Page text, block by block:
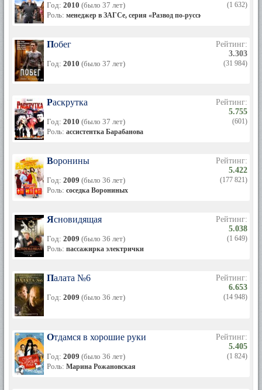
Год: 2010 (было 37 лет)
Роль: менеджер в ЗАГСе, серия «Развод по-русски»
(1 632)
Побег
Год: 2010 (было 37 лет)
Рейтинг:
3.303
(31 984)
Раскрутка
Год: 2010 (было 37 лет)
Роль: ассистентка Барабанова
Рейтинг:
5.755
(601)
Воронины
Год: 2009 (было 36 лет)
Роль: соседка Ворониных
Рейтинг:
5.422
(177 821)
Ясновидящая
Год: 2009 (было 36 лет)
Роль: пассажирка электрички
Рейтинг:
5.038
(1 649)
Палата №6
Год: 2009 (было 36 лет)
Рейтинг:
6.653
(14 948)
Отдамся в хорошие руки
Год: 2009 (было 36 лет)
Роль: Марина Рожановская
Рейтинг:
5.405
(1 824)